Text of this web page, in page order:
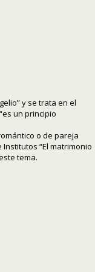
y se trata en el
un principio
o de pareja
“El matrimonio
tema.